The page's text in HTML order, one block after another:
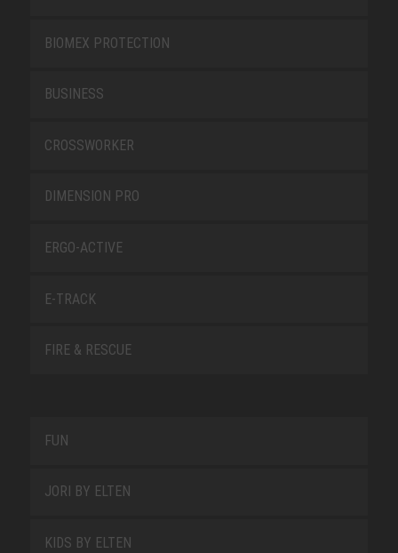
BIOMEX PROTECTION
BUSINESS
CROSSWORKER
DIMENSION PRO
ERGO-ACTIVE
E-TRACK
FIRE & RESCUE
FUN
JORI BY ELTEN
KIDS BY ELTEN